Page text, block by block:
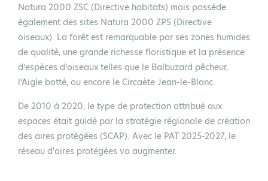
Natura 2000 ZSC (Directive habitats) mais possède
également des sites Natura 2000 ZPS (Directive
oiseaux). La forêt est remarquable par ses zones humides
de qualité, une grande richesse floristique et la présence
d’espèces d’oiseaux telles que le Balbuzard pêcheur,
l’Aigle botté, ou encore le Circaète Jean-le-Blanc.
De 2010 à 2020, le type de protection attribué aux
espaces était guidé par la stratégie régionale de création
des aires protégées (SCAP). Avec le PAT 2025-2027, le
réseau d'aires protégées va augmenter.